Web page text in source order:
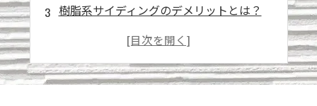
樹脂系サイディングのデメリットとは？
樹脂系サイディングのメンテナンス方法